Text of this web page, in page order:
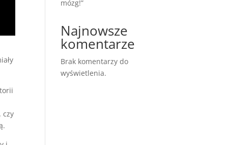
czy
mózg!”
Najnowsze
komentarze
Brak komentarzy do
wyświetlenia.